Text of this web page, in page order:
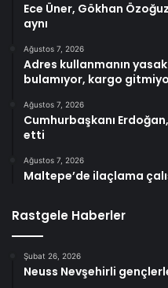
Ece Üner, Gökhan
aynı
Ağustos 7, 2026
Adres kullanmanın
bulamıyor, kargo
Ağustos 7, 2026
Cumhurbaşkanı
etti
Ağustos 7, 2026
Maltepe’de ilaçlama
Rastgele Haberler
Şubat 26, 2026
Neuss Nevşehirli